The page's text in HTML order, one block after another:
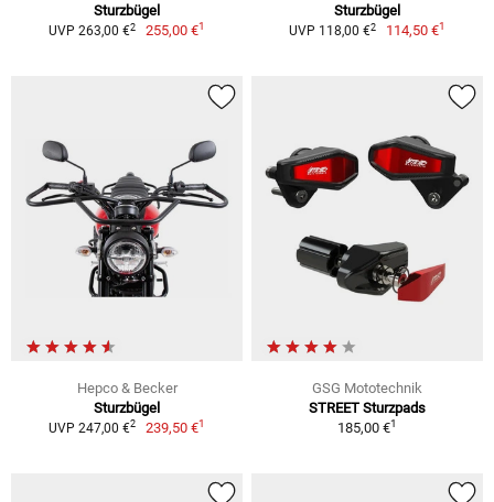
Sturzbügel
UVP 263,00 €2 255,00 €1
Sturzbügel
UVP 118,00 €2 114,50 €1
Hepco & Becker
Sturzbügel
UVP 247,00 €2 239,50 €1
GSG Mototechnik
STREET Sturzpads
185,00 €1